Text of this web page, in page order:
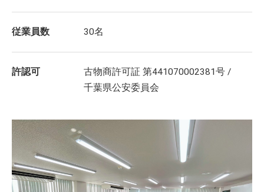
従業員数 30名
許認可
古物商許可証 第441070002381号 /
千葉県公安委員会